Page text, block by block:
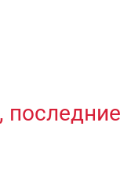
последние